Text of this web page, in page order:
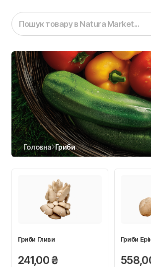
Головна Гриби
Гриби Гливи
241,00₴
Гриби